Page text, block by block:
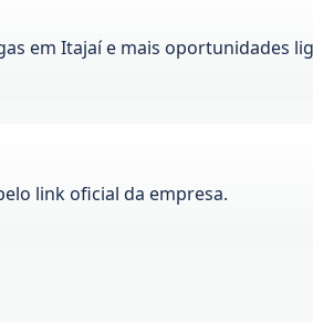
em Itajaíe mais oportunidades
link oficial da empresa.